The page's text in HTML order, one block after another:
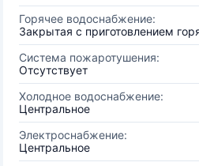
Горячее водоснабжение:
Закрытая с приготовлением
Система пожаротушения:
Отсутствует
Холодное водоснабжение:
Центральное
Электроснабжение:
Центральное